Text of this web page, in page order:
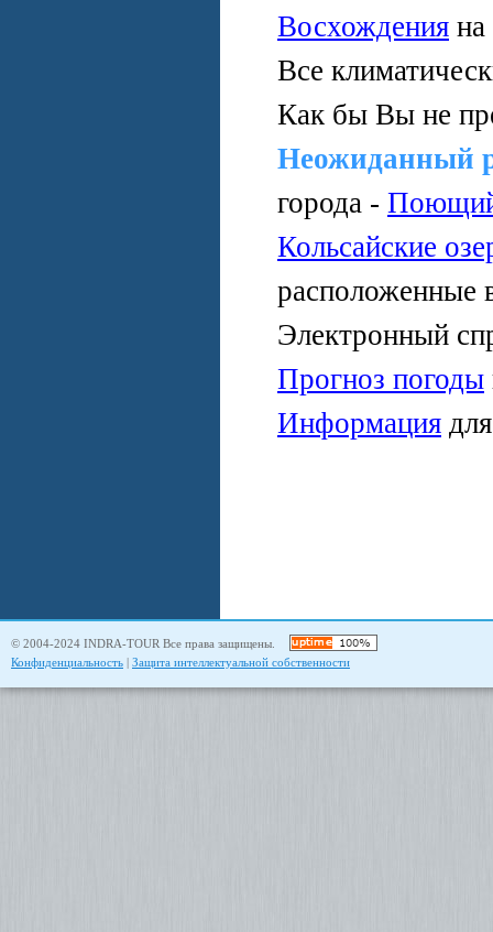
Восхождения
Все
Как бы Вы не
Неожиданный
города -
Кольсайские
расположенные
Электронный
Прогноз погоды
Информация
© 2004-2024 INDRA-TOUR Все права защищены.
Конфиденциальность | Защита интеллектуальной собственности